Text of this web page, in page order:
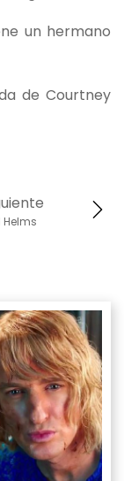
un hermano
de Courtney
Helms